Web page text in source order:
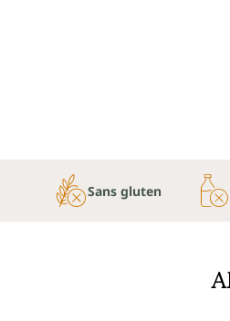
Sans gluten